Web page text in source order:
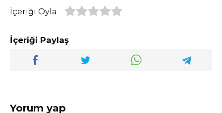
İçeriği Oyla
İçeriği Paylaş
Yorum yap